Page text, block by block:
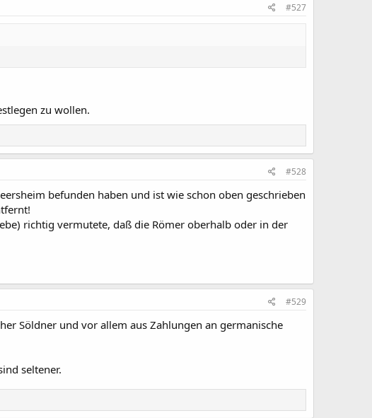
#527
zu wollen.
#528
befunden haben und ist wie schon oben geschrieben
richtig vermutete, daß die Römer oberhalb oder in der
#529
Söldner und vor allem aus Zahlungen an germanische
seltener.